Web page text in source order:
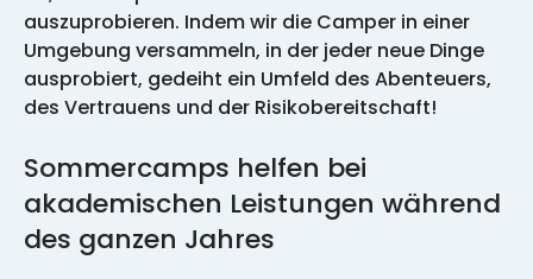
auszuprobieren. Indem wir die Camper in einer
Umgebung versammeln, in der jeder neue Dinge
ausprobiert, gedeiht ein Umfeld des Abenteuers,
des Vertrauens und der Risikobereitschaft!
Sommercamps helfen bei
akademischen Leistungen während
des ganzen Jahres